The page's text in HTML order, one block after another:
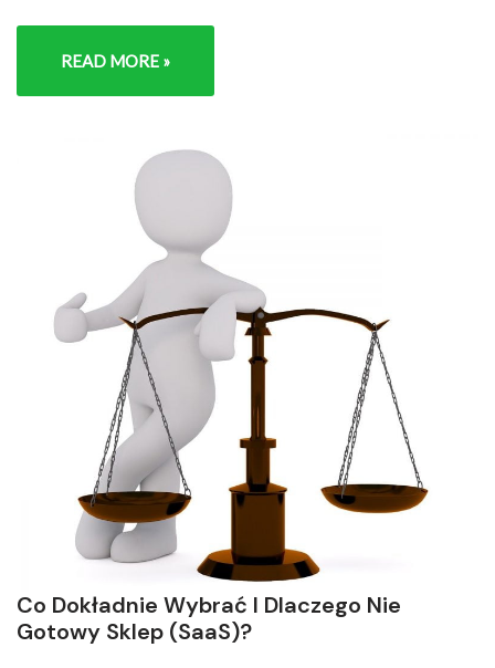
READ MORE »
Co Dokładnie Wybrać I Dlaczego Nie
Gotowy Sklep (SaaS)?